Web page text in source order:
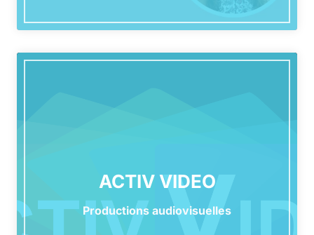
ACTIV VIDEO
Productions audiovisuelles